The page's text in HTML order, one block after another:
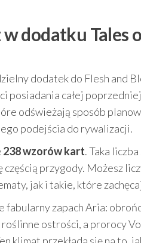
w dodatku
dodatek do Flesh and
posiadania całej
odświeżają sposób
podejścia do rywalizacji.
238 wzorów kart. Taka
przygody. Możesz
jak i takie, które
fabularny zapach Aria:
ostrości, a prorocy